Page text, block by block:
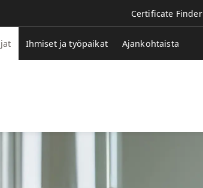
Certificate Finder
Ihmiset ja työpaikat Ajankohtaista